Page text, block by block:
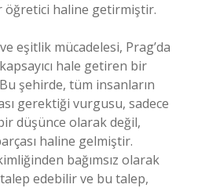
öğretici haline getirmiştir.
eşitlik mücadelesi, Prag’da
hale getiren bir
şehirde, tüm insanların
gerektiği vurgusu, sadece
düşünce olarak değil,
haline gelmiştir.
bağımsız olarak
edebilir ve bu talep,